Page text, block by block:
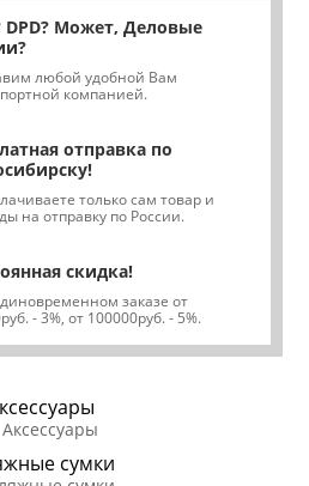
DPD? Может, Деловые
любой удобной Вам
компанией.
отправка по
только сам товар и
на отправку по России.
скидка!
заказе от
- 3%, от 100000руб. - 5%.
сумки